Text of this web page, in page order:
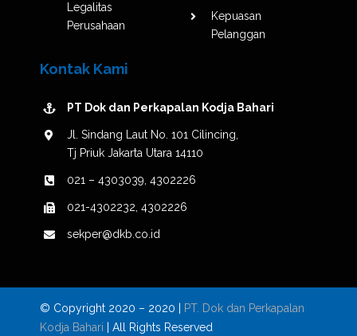
Legalitas
Perusahaan
Kepuasan
Pelanggan
Kontak Kami
PT Dok dan Perkapalan Kodja Bahari
Jl. Sindang Laut No. 101 Cilincing,
Tj Priuk Jakarta Utara 14110
021 – 4303039, 4302226
021-4302232, 4302226
sekper@dkb.co.id
© Copyright 2020 – 2020 |
PT. Dok dan Perkapalan
Kodja Bahari | All Rights Reserved